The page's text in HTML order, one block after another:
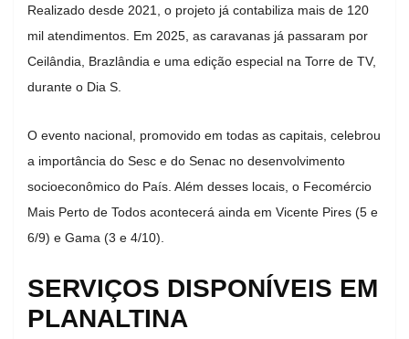
Realizado desde 2021, o projeto já contabiliza mais de 120
mil atendimentos. Em 2025, as caravanas já passaram por
Ceilândia, Brazlândia e uma edição especial na Torre de TV,
durante o Dia S.
O evento nacional, promovido em todas as capitais, celebrou
a importância do Sesc e do Senac no desenvolvimento
socioeconômico do País. Além desses locais, o Fecomércio
Mais Perto de Todos acontecerá ainda em Vicente Pires (5 e
6/9) e Gama (3 e 4/10).
SERVIÇOS DISPONÍVEIS EM
PLANALTINA